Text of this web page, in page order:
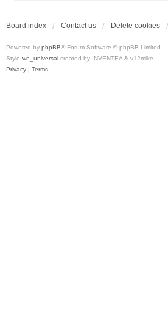
Board index Contact us Delete cookies
Powered by phpBB® Forum Software © phpBB Limited
Style we_universal created by INVENTEA & v12mike
Privacy | Terms